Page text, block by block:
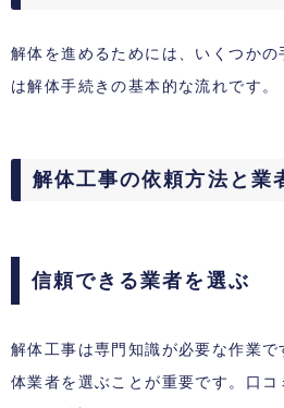
解体を進めるためには、いくつか
は解体手続きの基本的な流れです。
解体工事の依頼方法と業
信頼できる業者を選ぶ
解体工事は専門知識が必要な作業
体業者を選ぶことが重要です。口